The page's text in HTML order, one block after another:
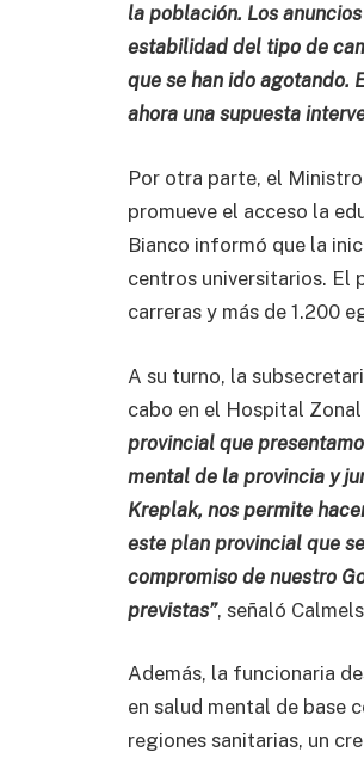
la población. Los
estabilidad del tipo de
que se han ido agotando.
ahora una supuesta
Por otra parte, el
promueve el acceso la
Bianco informó que la
centros universitarios. El
carreras y más de 1.200
A su turno, la
cabo en el Hospital
provincial que
mental de la provincia y
Kreplak, nos permite
este plan provincial que
compromiso de nuestro
previstas”, señaló
Además, la funcionaria
en salud mental de base
regiones sanitarias, un